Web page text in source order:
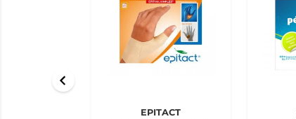
EPITACT